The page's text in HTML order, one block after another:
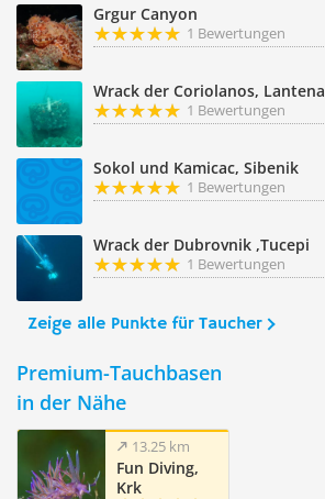
Grgur Canyon
1 Bewertungen
Wrack der Coriolanos, Lantena
1 Bewertungen
Sokol und Kamicac, Sibenik
1 Bewertungen
Wrack der Dubrovnik ,Tucepi
1 Bewertungen
Zeige alle Punkte für Taucher
Premium-Tauchbasen
in der Nähe
13.25 km
Fun Diving,
Krk